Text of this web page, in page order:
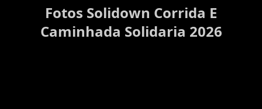
Fotos Solidown Corrida E
Caminhada Solidaria 2026